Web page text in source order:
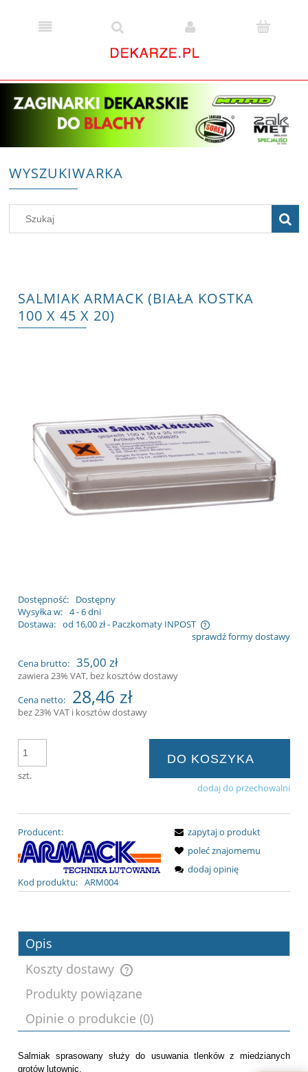
WYSZUKIWARKA
SALMIAK ARMACK (BIAŁA KOSTKA
100 X 45 X 20)
Dostępność:
Dostępny
Wysyłka w: 4 - 6 dni
Dostawa: od 16,00 zł- Paczkomaty INPOST
płatności
sprawdź formy dostawy
Cena brutto: 35,00 zł
zawiera 23% VAT, bez kosztów dostawy
Cena netto:
28,46 zł
bez 23% VAT i kosztów dostawy
szt.
DO KOSZYKA
dodaj do przechowalni
Producent:
Kod produktu: ARM004
zapytaj o produkt
poleć znajomemu
dodaj opinię
Opis
Koszty dostawy
płatności
Produkty powiązane
Opinie o produkcie (0)
Salmiak sprasowany służy do usuwania tlenków z miedzianych
grotów lutownic.